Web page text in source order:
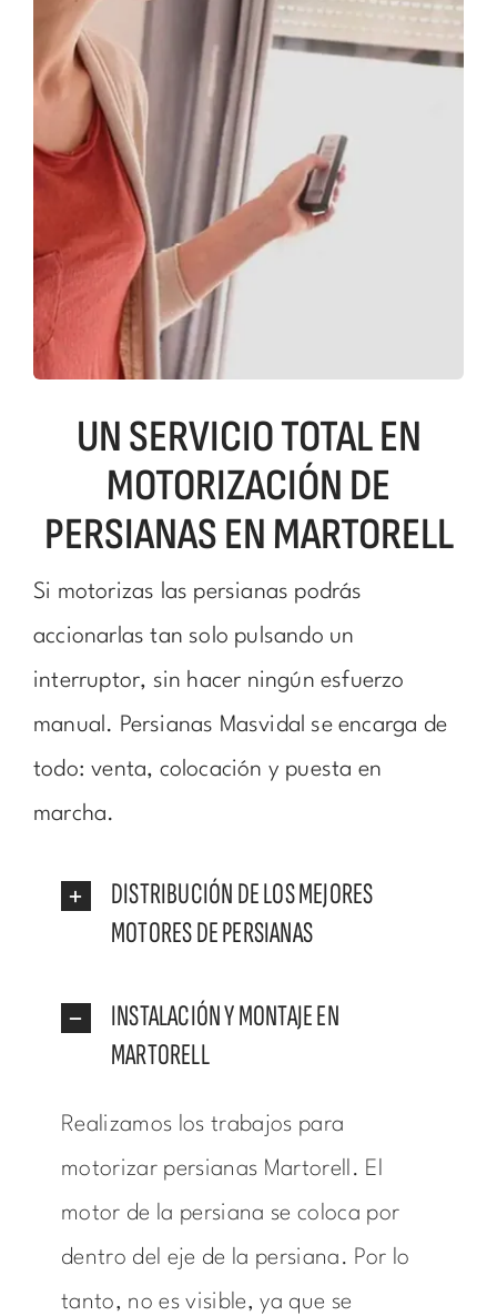
UN SERVICIO TOTAL EN
MOTORIZACIÓN DE
PERSIANAS EN MARTORELL
Si motorizas las persianas podrás
accionarlas tan solo pulsando un
interruptor, sin hacer ningún esfuerzo
manual. Persianas Masvidal se encarga de
todo: venta, colocación y puesta en
marcha.
DISTRIBUCIÓN DE LOS MEJORES
MOTORES DE PERSIANAS
INSTALACIÓN Y MONTAJE EN
MARTORELL
Realizamos los trabajos para
motorizar persianas Martorell. El
motor de la persiana se coloca por
dentro del eje de la persiana. Por lo
tanto, no es visible, ya que se